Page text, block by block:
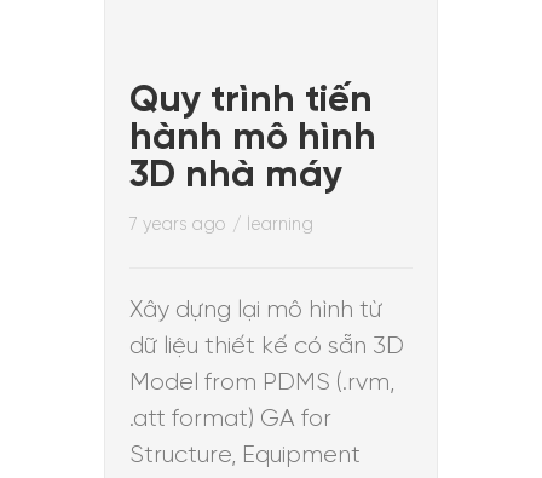
Quy trình tiến
hành mô hình
3D nhà máy
7 years ago / learning
Xây dựng lại mô hình từ
dữ liệu thiết kế có sẵn 3D
Model from PDMS (.rvm,
.att format) GA for
Structure, Equipment